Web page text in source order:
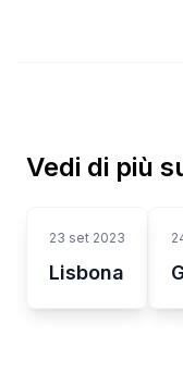
Vedi di più
23 set 2023
Lisbona